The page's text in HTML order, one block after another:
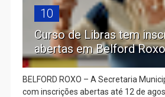
10
Curso de Libras tem
abertas em Belford Roxo
BELFORD ROXO – A Secretaria
com inscrições abertas até 12 de